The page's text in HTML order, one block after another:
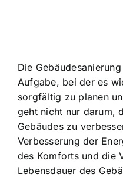
Die
Aufgabe, bei der es
sorgfältig zu planen
geht nicht nur darum,
Gebäudes zu
Verbesserung der
des Komforts und die
Lebensdauer des